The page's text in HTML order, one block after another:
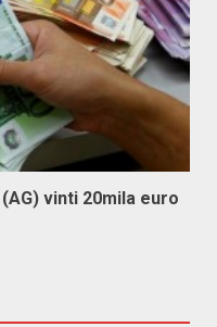
vinti 20mila euro